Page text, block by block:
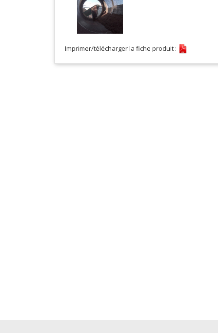
Imprimer/télécharger la fiche produit :